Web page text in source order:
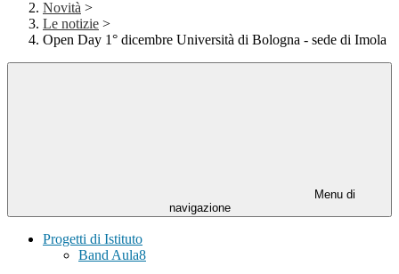
Novità >
Le notizie >
Open Day 1° dicembre Università di Bologna - sede di Imola
Menu di
navigazione
Progetti di Istituto
Band Aula8